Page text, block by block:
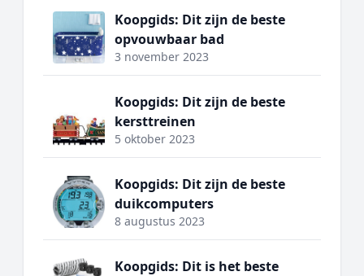
Koopgids: Dit zijn de beste
opvouwbaar bad
3 november 2023
Koopgids: Dit zijn de beste
kersttreinen
5 oktober 2023
Koopgids: Dit zijn de beste
duikcomputers
8 augustus 2023
Koopgids: Dit is het beste